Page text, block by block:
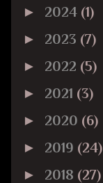
► 2024 (1)
► 2023 (7)
► 2022 (5)
► 2021 (3)
► 2020 (6)
► 2019 (24)
► 2018 (27)